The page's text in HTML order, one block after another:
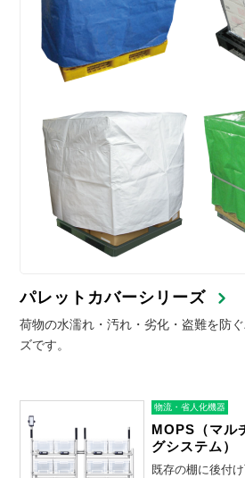
パレットカバーシリーズ
荷物の水濡れ・汚れ・劣化・盗難を防
ズです。
物流・省人化機器
MOPS（マル
グシステム）
既存の棚に後付